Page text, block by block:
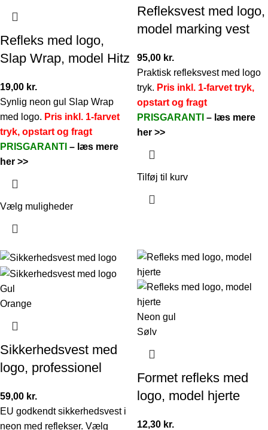
Refleks med logo,
Slap Wrap, model Hitz
19,00 kr.
Synlig neon gul Slap Wrap
med logo. Pris inkl. 1-farvet
tryk, opstart og fragt
PRISGARANTI – læs mere
her >>
Vælg muligheder
Refleksvest med logo,
model marking vest
95,00 kr.
Praktisk refleksvest med logo
tryk. Pris inkl. 1-farvet tryk,
opstart og fragt
PRISGARANTI – læs mere
her >>
Tilføj til kurv
Gul
Orange
Sikkerhedsvest med
logo, professionel
59,00 kr.
EU godkendt sikkerhedsvest i
neon med reflekser. Vælg
Neon gul
Sølv
Formet refleks med
logo, model hjerte
12,30 kr.